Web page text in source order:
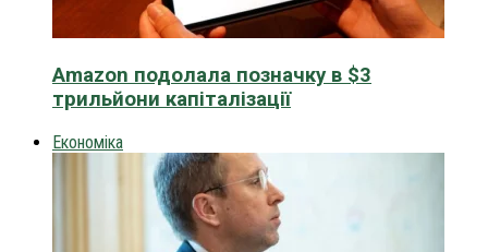
Amazon подолала позначку в $3
трильйони капіталізації
Економіка